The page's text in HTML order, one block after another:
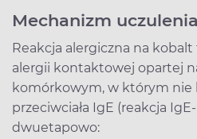
Mechanizm
Reakcja alergiczna na
alergii kontaktowej opartej
komórkowym, w którym nie
przeciwciała IgE (reakcja
dwuetapowo: